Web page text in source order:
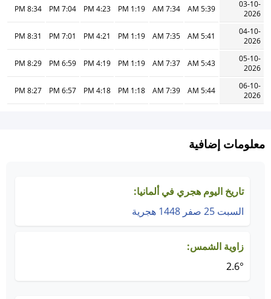
03-10-
2026
5:39 AM
7:34 AM
1:19 PM
4:23 PM
7:04 PM
8:34 PM
04-10-
2026
5:41 AM
7:35 AM
1:19 PM
4:21 PM
7:01 PM
8:31 PM
05-10-
2026
5:43 AM
7:37 AM
1:19 PM
4:19 PM
6:59 PM
8:29 PM
06-10-
2026
5:44 AM
7:39 AM
1:18 PM
4:18 PM
6:57 PM
8:27 PM
معلومات إضافية
تاريخ اليوم هجري في ألمانيا:
السبت 25 صفر 1448 هجرية
زاوية الشمس:
2.6°